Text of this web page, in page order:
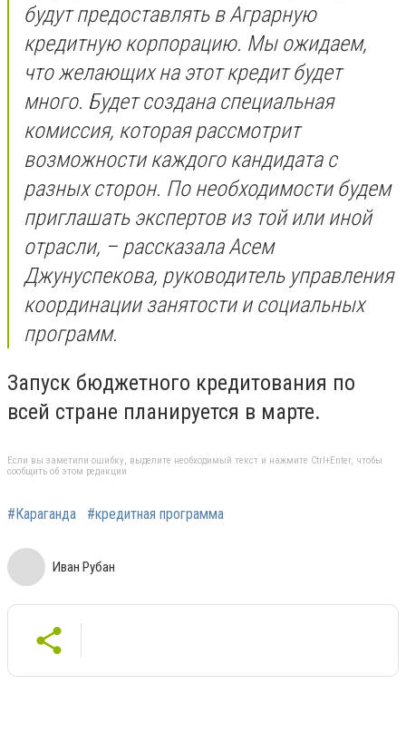
будут предоставлять в Аграрную
кредитную корпорацию. Мы ожидаем,
что желающих на этот кредит будет
много. Будет создана специальная
комиссия, которая рассмотрит
возможности каждого кандидата с
разных сторон. По необходимости будем
приглашать экспертов из той или иной
отрасли, – рассказала Асем
Джунуспекова, руководитель управления
координации занятости и социальных
программ.
Запуск бюджетного кредитования по
всей стране планируется в марте.
Если вы заметили ошибку, выделите необходимый текст и нажмите Ctrl+Enter, чтобы
сообщить об этом редакции
#Караганда #кредитная программа
Иван Рубан